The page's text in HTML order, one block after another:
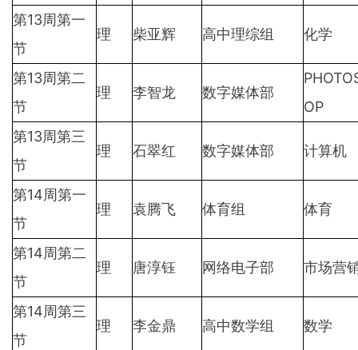
第13周第一
节
理 柴亚辉 高中理综组 化学
第13周第二
节
理 李智龙 数字媒体部
OP
第13周第三
节
理 石翠红 数字媒体部 计算机
第14周第一
节
理 袁腾飞 体育组 体育
第14周第二
节
理 唐淳钰 网络电子部 市场营
第14周第三
节
理 李金鼎 高中数学组 数学